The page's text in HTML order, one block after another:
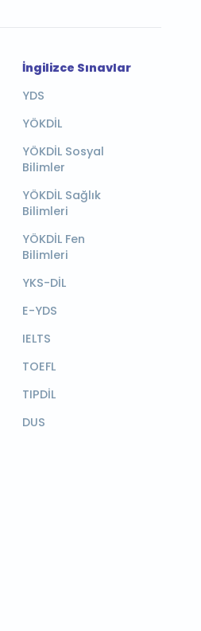
İngilizce Sınavlar
YDS
YÖKDİL
YÖKDİL Sosyal
Bilimler
YÖKDİL Sağlık
Bilimleri
YÖKDİL Fen
Bilimleri
YKS-DİL
E-YDS
IELTS
TOEFL
TIPDİL
DUS